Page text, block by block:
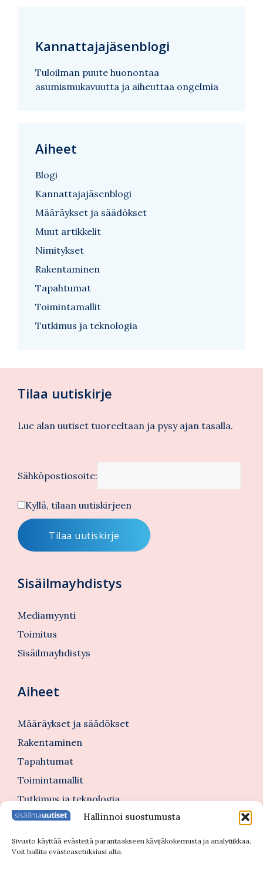
Hallinnoi suostumusta
Sivusto käyttää evästeitä parantaakseen kävijäkokemusta ja analytiikkaa.
Voit hallita evästeasetuksiasi alta.
Kannattajajäsenblogi
Tuloilman puute huonontaa
asumismukavuutta ja aiheuttaa ongelmia
Aiheet
Blogi
Kannattajajäsenblogi
Määräykset ja säädökset
Muut artikkelit
Nimitykset
Rakentaminen
Tapahtumat
Toimintamallit
Tutkimus ja teknologia
Tilaa uutiskirje
Lue alan uutiset tuoreeltaan ja pysy ajan tasalla.
Sähköpostiosoite:
Kyllä, tilaan uutiskirjeen
Sisäilmayhdistys
Mediamyynti
Toimitus
Sisäilmayhdistys
Aiheet
Määräykset ja säädökset
Rakentaminen
Tapahtumat
Toimintamallit
Tutkimus ja teknologia
Tutustu myös